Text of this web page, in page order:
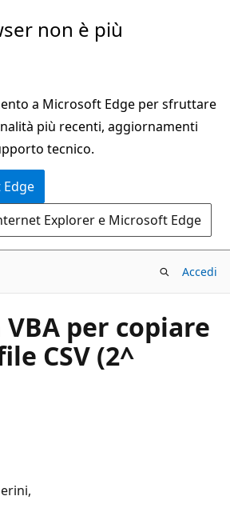
non è più
a Microsoft Edge per sfruttare
più recenti, aggiornamenti
tecnico.
Explorer e Microsoft Edge
Accedi
per copiare
CSV (2^